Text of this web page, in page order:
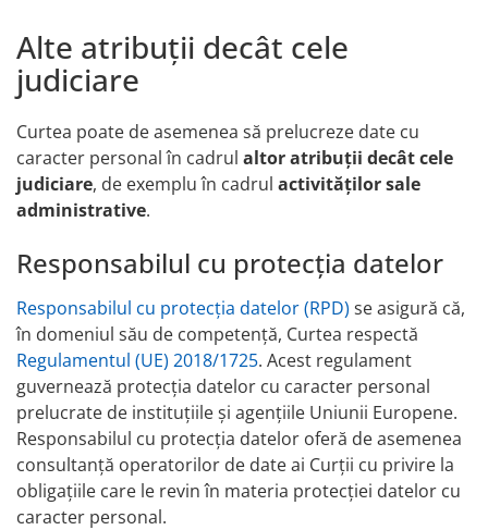
Alte atribuții decât cele
judiciare
Curtea poate de asemenea să prelucreze date cu
caracter personal în cadrul altor atribuții decât cele
judiciare, de exemplu în cadrul activităților sale
administrative.
Responsabilul cu protecția datelor
Responsabilul cu protecția datelor (RPD) se asigură că,
în domeniul său de competență, Curtea respectă
Regulamentul (UE) 2018/1725. Acest regulament
guvernează protecția datelor cu caracter personal
prelucrate de instituțiile și agențiile Uniunii Europene.
Responsabilul cu protecția datelor oferă de asemenea
consultanță operatorilor de date ai Curții cu privire la
obligațiile care le revin în materia protecției datelor cu
caracter personal.